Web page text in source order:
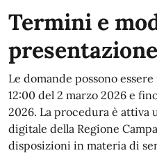
Termini e
presentazione
Le domande possono
12:00 del 2 marzo 2026 e
2026. La procedura è attiva
digitale della Regione
disposizioni in materia di